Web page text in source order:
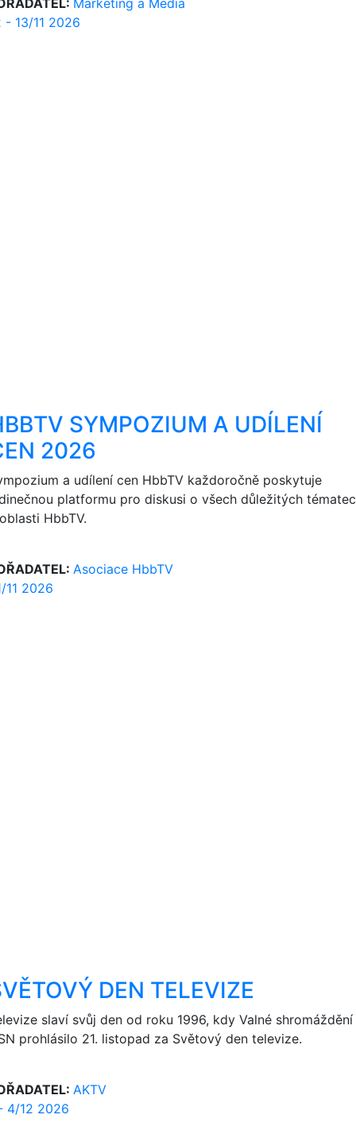
- 13/11 2026
SYMPOZIUM A UDÍLENÍ
2026
a udílení cen HbbTV každoročně poskytuje
platformu pro diskusi o všech důležitých
HbbTV.
Asociace HbbTV
11 2026
DEN TELEVIZE
slaví svůj den od roku 1996, kdy Valné shromáždění
prohlásilo 21. listopad za Světový den televize.
AKTV
4/12 2026